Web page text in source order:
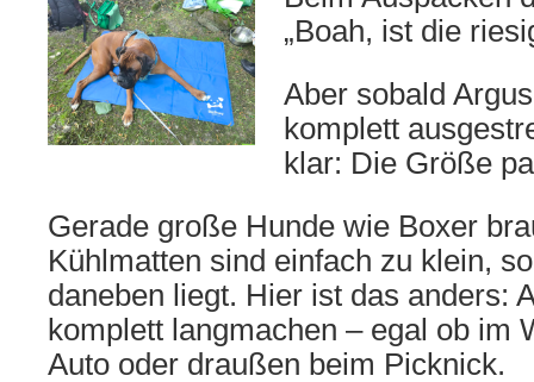
„Boah, ist die
Aber sobald
komplett
klar: Die Größe
Gerade große Hunde wie Boxer
Kühlmatten sind einfach zu klein,
daneben liegt. Hier ist das anders:
komplett langmachen – egal ob im
Auto oder draußen beim Picknick.